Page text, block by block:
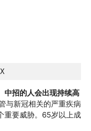
中招的人会出现持续高
与新冠相关的严重疾病
重要威胁。65岁以上成